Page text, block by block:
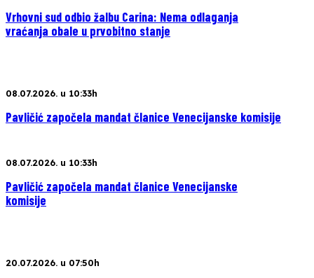
Vrhovni sud odbio žalbu Carina: Nema odlaganja
vraćanja obale u prvobitno stanje
08.07.2026. u 10:33h
Pavličić započela mandat članice Venecijanske komisije
08.07.2026. u 10:33h
Pavličić započela mandat članice Venecijanske
komisije
20.07.2026. u 07:50h